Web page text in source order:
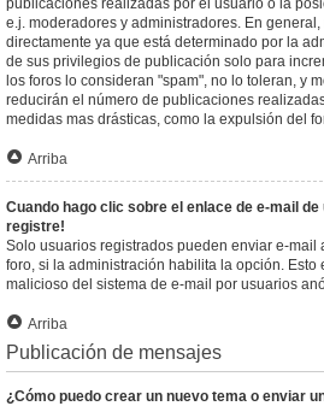
publicaciones realizadas por el usuario o la
e.j. moderadores y administradores. En
directamente ya que está determinado por la
de sus privilegios de publicación solo para
los foros lo consideran "spam", no lo toleran, y
reducirán el número de publicaciones
medidas mas drásticas, como la expulsión del
Arriba
Cuando hago clic sobre el enlace de e-mail de
registre!
Solo usuarios registrados pueden enviar e-mail
foro, si la administración habilita la opción. Esto
malicioso del sistema de e-mail por usuarios
Arriba
Publicación de mensajes
¿Cómo puedo crear un nuevo tema o enviar